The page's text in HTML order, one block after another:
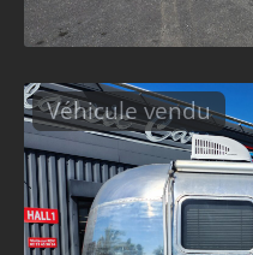
Véhicule vendu